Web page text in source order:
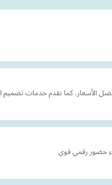
الأسعار. كما نقدم خدمات
حضور رقمي قوي